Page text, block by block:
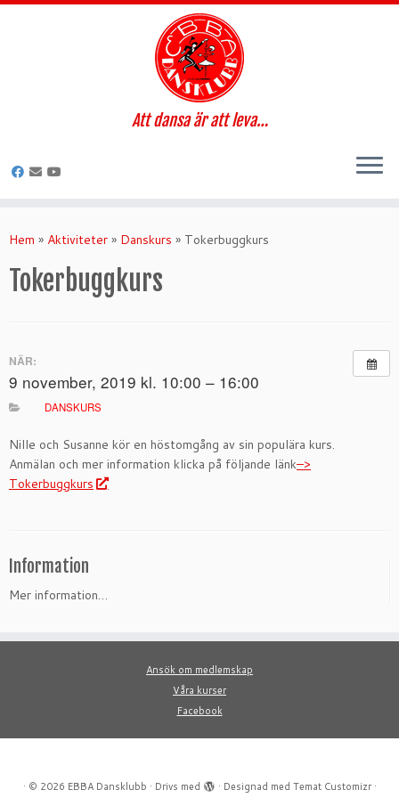
till
Att dansa är att leva…
Hem » Aktiviteter » Danskurs » Tokerbuggkurs
Tokerbuggkurs
NÄR:
9 november, 2019 kl. 10:00 – 16:00
DANSKURS
Nille och Susanne kör en höstomgång av sin populära kurs.
Anmälan och mer information klicka på följande länk–>
Tokerbuggkurs
Information
Mer information…
Ansök om medlemskap
Våra kurser
Facebook
· © 2026 EBBA Dansklubb · Drivs med · Designad med Temat Customizr·